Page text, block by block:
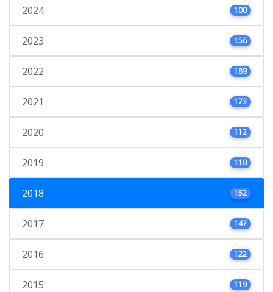
2024 100
2023 156
2022 189
2021 173
2020 112
2019 110
2018 152
2017 147
2016 122
2015 119